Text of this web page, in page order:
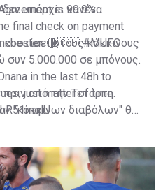
υπάρχει κανένα
is 99.9%
final check on payment
🔴🇨🇲#MUFC
in the last 48h to
just matter of time.
στους κόκκινους
συν 5.000.000 σε μπόνους.
από την Τετάρτη
"κόκκινων διαβόλων" θα